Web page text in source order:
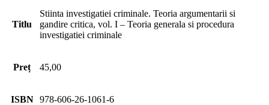
Titlu
Stiinta investigatiei criminale. Teoria argumentarii si
gandire critica, vol. I – Teoria generala si procedura
investigatiei criminale
Preț 45,00
ISBN 978-606-26-1061-6